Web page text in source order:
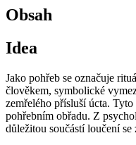
Obsah
Idea
Jako pohřeb se označuje
člověkem, symbolické
zemřelého přísluší úcta.
pohřebním obřadu. Z
důležitou součástí loučení se